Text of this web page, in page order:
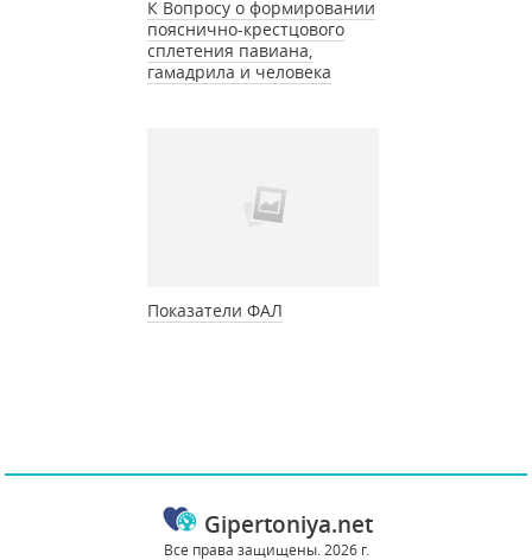
К Вопросу о формировании
пояснично-крестцового
сплетения павиана,
гамадрила и человека
Показатели ФАЛ
Gipertoniya.net
Все права защищены. 2026 г.